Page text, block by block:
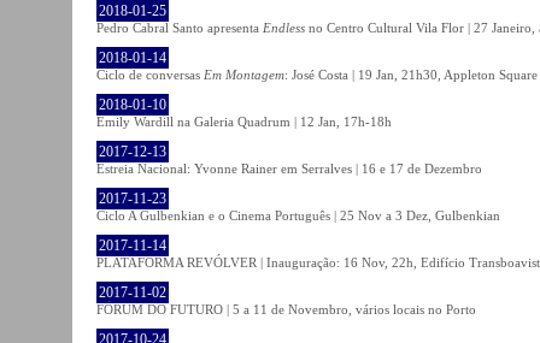
2018-01-25
Pedro Cabral Santo apresenta Endless no Centro Cultural Vila Flor | 27 Janeiro,
2018-01-14
Ciclo de conversas Em Montagem: José Costa | 19 Jan, 21h30, Appleton Square
2018-01-10
Emily Wardill na Galeria Quadrum | 12 Jan, 17h-18h
2017-12-13
Estreia Nacional: Yvonne Rainer em Serralves | 16 e 17 de Dezembro
2017-11-23
Ciclo A Gulbenkian e o Cinema Português | 25 Nov a 3 Dez, Gulbenkian
2017-11-14
PLATAFORMA REVÓLVER | Inauguração: 16 Nov, 22h, Edifício
2017-11-02
FÓRUM DO FUTURO | 5 a 11 de Novembro, vários locais no Porto
2017-10-24